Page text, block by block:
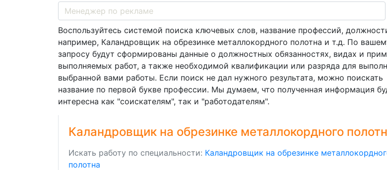
Воспользуйтесь системой поиска ключевых слов, название профессий,
например, Каландровщик на обрезинке металлокордного полотна и т.д. По
запросу будут сформированы данные о должностных обязанностях, видах и
выполняемых работ, а также необходимой квалификации или разряда для
выбранной вами работы. Если поиск не дал нужного результата, можно поискать
название по первой букве профессии. Мы думаем, что полученная информация
интересна как "соискателям", так и "работодателям".
Каландровщик на обрезинке металлокордного
Искать работу по специальности: Каландровщик на обрезинке
полотна